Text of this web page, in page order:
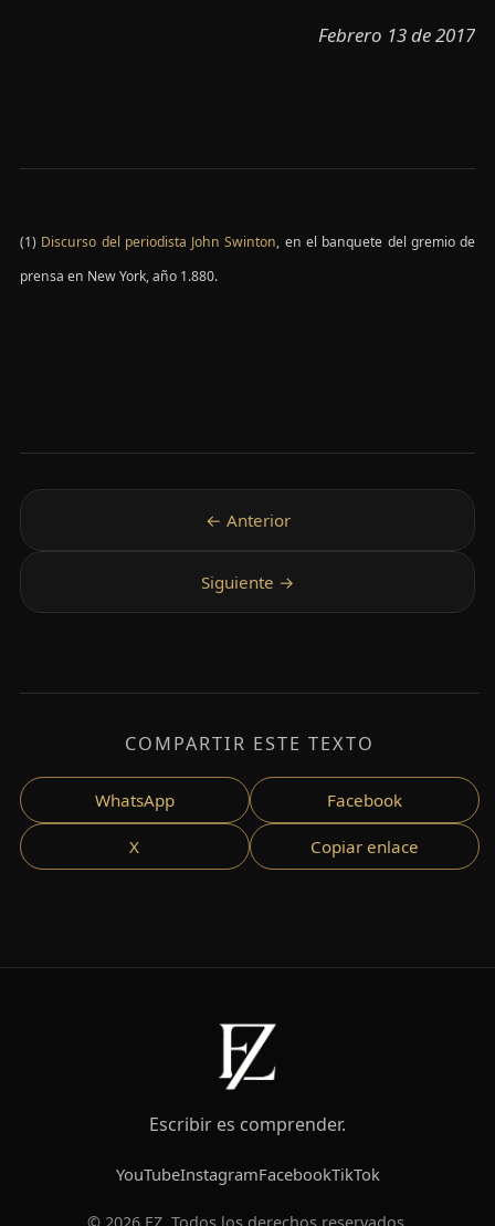
Febrero 13 de 2017
(1) Discurso del periodista John Swinton, en el banquete del gremio de
prensa en New York, año 1.880.
COMPARTIR ESTE TEXTO
WhatsApp Facebook
X Copiar enlace
Escribir es comprender.
YouTubeInstagramFacebookTikTok